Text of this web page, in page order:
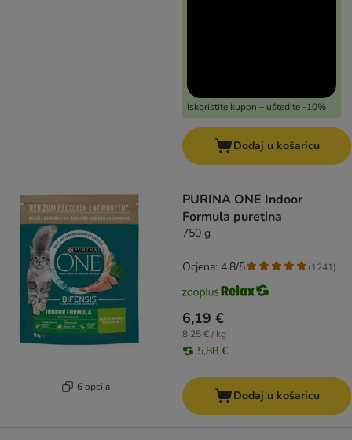
Iskoristite kupon – uštedite -10%
Dodaj u košaricu
6 opcija
PURINA ONE Indoor
Formula puretina
750 g
6,19 €
8,25 € / kg
5,88 €
Ocjena: 4.8/5 (1241)
Dodaj u košaricu